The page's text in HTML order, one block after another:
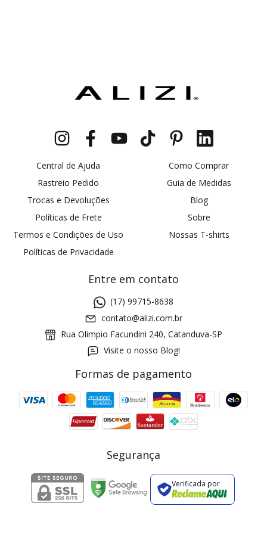
Central de Ajuda
Rastreio Pedido
Trocas e Devoluções
Políticas de Frete
Termos e Condições de Uso
Políticas de Privacidade
Como Comprar
Guia de Medidas
Blog
Sobre
Nossas T-shirts
Entre em contato
(17) 99715-8638
contato@alizi.com.br
Rua Olimpio Facundini 240, Catanduva-SP
Visite o nosso Blog!
Formas de pagamento
Segurança
Verificada por
Cupom 1a compra: GANHE5
2 pecas 7% OFF